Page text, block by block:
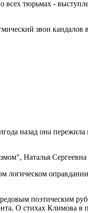
тюрьмах -
звон кандалов
назад она
Наталья Сергеевна
логическом
поэтическим
О стихах Климова в